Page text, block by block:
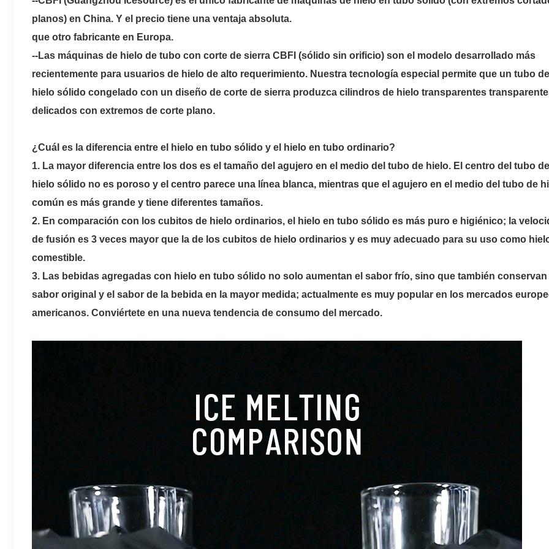
planos) en China. Y el precio tiene una ventaja absoluta.
que otro fabricante en Europa.
--Las máquinas de hielo de tubo con corte de sierra CBFI (sólido sin orificio) son el modelo desarrollado más
recientemente para usuarios de hielo de alto requerimiento. Nuestra tecnología especial permite que un tubo de
hielo sólido congelado con un diseño de corte de sierra produzca cilindros de hielo transparentes
delicados con extremos de corte plano.
¿Cuál es la diferencia entre el hielo en tubo sólido y el hielo en tubo ordinario?
1. La mayor diferencia entre los dos es el tamaño del agujero en el medio del tubo de hielo. El centro del tubo de
hielo sólido no es poroso y el centro parece una línea blanca, mientras que el agujero en el medio del tubo de
común es más grande y tiene diferentes tamaños.
2. En comparación con los cubitos de hielo ordinarios, el hielo en tubo sólido es más puro e higiénico; la
de fusión es 3 veces mayor que la de los cubitos de hielo ordinarios y es muy adecuado para su uso como
comestible.
3. Las bebidas agregadas con hielo en tubo sólido no solo aumentan el sabor frío, sino que también conservan
sabor original y el sabor de la bebida en la mayor medida; actualmente es muy popular en los mercados
americanos. Conviértete en una nueva tendencia de consumo del mercado.